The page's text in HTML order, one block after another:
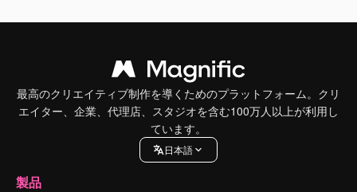
最高のクリエイティブ制作を導くためのプラットフォーム。クリ
エイター、企業、代理店、スタジオを含む100万人以上が利用し
ています。
日本語
製品